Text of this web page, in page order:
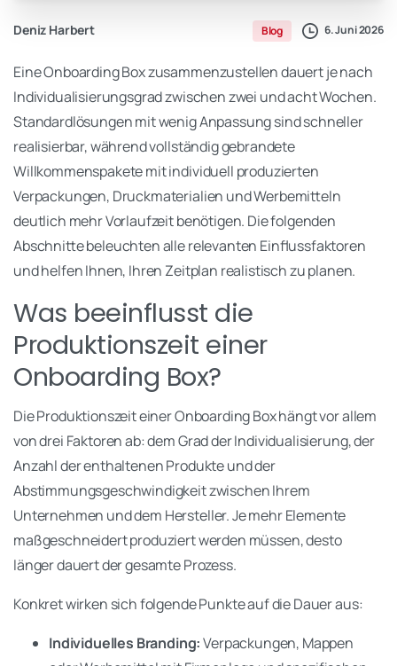
Deniz Harbert Blog 6. Juni 2026
Eine Onboarding Box zusammenzustellen dauert je nach
Individualisierungsgrad zwischen zwei und acht Wochen.
Standardlösungen mit wenig Anpassung sind schneller
realisierbar, während vollständig gebrandete
Willkommenspakete mit individuell produzierten
Verpackungen, Druckmaterialien und Werbemitteln
deutlich mehr Vorlaufzeit benötigen. Die folgenden
Abschnitte beleuchten alle relevanten Einflussfaktoren
und helfen Ihnen, Ihren Zeitplan realistisch zu planen.
Was beeinflusst die
Produktionszeit einer
Onboarding Box?
Die Produktionszeit einer Onboarding Box hängt vor allem
von drei Faktoren ab: dem Grad der Individualisierung, der
Anzahl der enthaltenen Produkte und der
Abstimmungsgeschwindigkeit zwischen Ihrem
Unternehmen und dem Hersteller. Je mehr Elemente
maßgeschneidert produziert werden müssen, desto
länger dauert der gesamte Prozess.
Konkret wirken sich folgende Punkte auf die Dauer aus:
Individuelles Branding:Verpackungen, Mappen